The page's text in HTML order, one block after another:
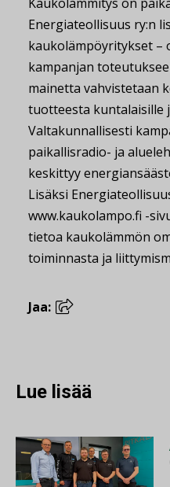
Energiateollisuus ry:n
kaukolämpöyritykset –
kampanjan
mainetta vahvistetaan
tuotteesta kuntalaisille
Valtakunnallisesti
paikallisradio- ja
keskittyy
Lisäksi
www.kaukolampo.fi -
tietoa kaukolämmön
toiminnasta ja
Jaa:
Lue lisää